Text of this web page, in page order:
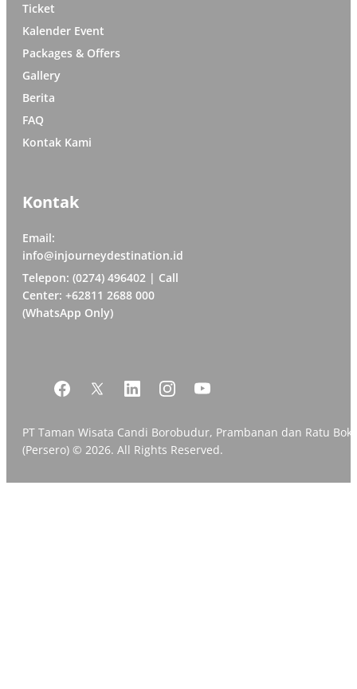
Ticket
Kalender Event
Packages & Offers
Gallery
Berita
FAQ
Kontak Kami
Kontak
Email:
info@injourneydestination.id
Telepon: (0274) 496402 | Call
Center: +62811 2688 000
(WhatsApp Only)
PT Taman Wisata Candi Borobudur, Prambanan dan Ratu
(Persero) © 2026. All Rights Reserved.